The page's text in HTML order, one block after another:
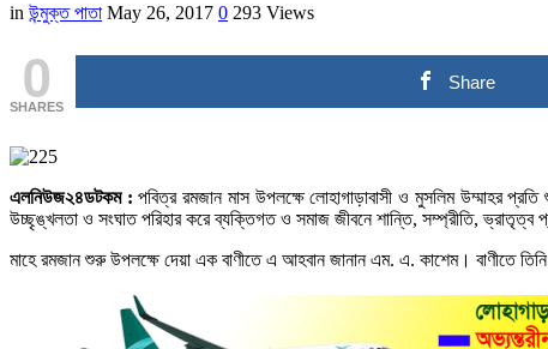
in উন্মুক্ত পাতা May 26, 2017 0 293 Views
0
SHARES
Share
এলনিউজ২৪ডটকম : পবিত্র রমজান মাস উপলক্ষে লোহাগাড়াবাসী ও মুসলিম উম্মাহর প্রতি
উচ্ছৃঙ্খলতা ও সংঘাত পরিহার করে ব্যক্তিগত ও সমাজ জীবনে শান্তি, সম্প্রীতি, ভ্রাতৃত্ব
মাহে রমজান শুরু উপলক্ষে দেয়া এক বাণীতে এ আহবান জানান এম. এ. কাশেম। বাণীতে